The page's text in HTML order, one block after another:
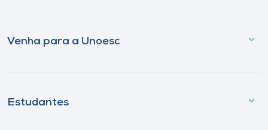
Venha para a Unoesc
Estudantes